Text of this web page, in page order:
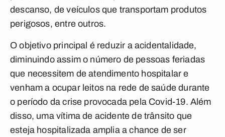
descanso, de veículos que transportam produtos
perigosos, entre outros.
O objetivo principal é reduzir a acidentalidade,
diminuindo assim o número de pessoas feriadas
que necessitem de atendimento hospitalar e
venham a ocupar leitos na rede de saúde durante
o período da crise provocada pela Covid-19. Além
disso, uma vítima de acidente de trânsito que
esteja hospitalizada amplia a chance de ser